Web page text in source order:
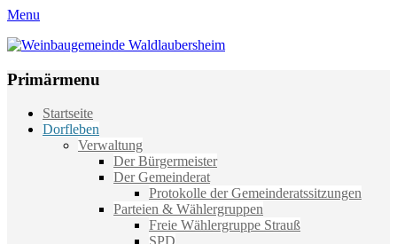
Menu
Weinbaugemeinde Waldlaubersheim
Primärmenu
Weiter
zum
Startseite
Dorfleben
Verwaltung
Der Bürgermeister
Der Gemeinderat
Protokolle der Gemeinderatssitzungen
Parteien & Wählergruppen
Freie Wählergruppe Strauß